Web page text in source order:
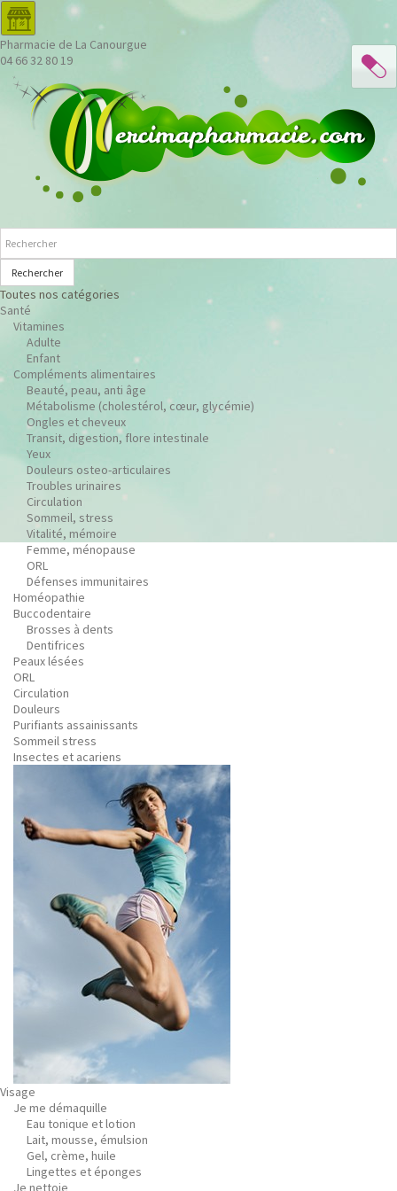
Pharmacie de La Canourgue
04 66 32 80 19
Rechercher
Toutes nos catégories
Santé
Vitamines
Adulte
Enfant
Compléments alimentaires
Beauté, peau, anti âge
Métabolisme (cholestérol, cœur, glycémie)
Ongles et cheveux
Transit, digestion, flore intestinale
Yeux
Douleurs osteo-articulaires
Troubles urinaires
Circulation
Sommeil, stress
Vitalité, mémoire
Femme, ménopause
ORL
Défenses immunitaires
Homéopathie
Buccodentaire
Brosses à dents
Dentifrices
Peaux lésées
ORL
Circulation
Douleurs
Purifiants assainissants
Sommeil stress
Insectes et acariens
Visage
Je me démaquille
Eau tonique et lotion
Lait, mousse, émulsion
Gel, crème, huile
Lingettes et éponges
Je nettoie